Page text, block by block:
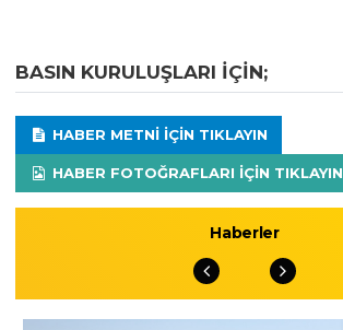
BASIN KURULUŞLARI IÇIN;
HABER METNI IÇIN TIKLAYIN
HABER FOTOĞRAFLARI IÇIN TIKLAYIN
Haberler